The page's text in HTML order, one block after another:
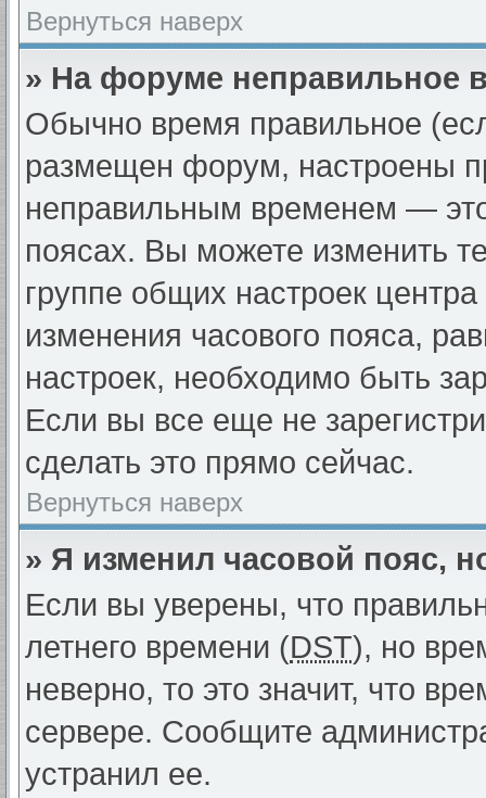
Вернуться наверх
» На форуме неправильное
Обычно время правильное
размещен форум, настроены
неправильным временем —
поясах. Вы можете изменить
группе общих настроек
изменения часового пояса,
настроек, необходимо быть
Если вы все еще не
сделать это прямо сейчас.
Вернуться наверх
» Я изменил часовой пояс,
Если вы уверены, что
летнего времени (DST), но
неверно, то это значит, что
сервере. Сообщите
устранил ее.